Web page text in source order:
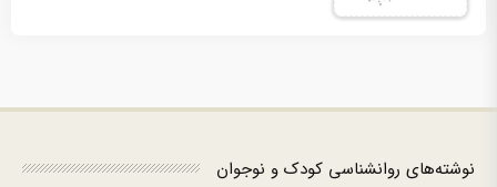
نوشته‌های روانشناسی کودک و نوجوان